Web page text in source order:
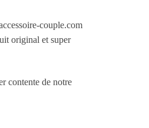
original et super
contente de notre